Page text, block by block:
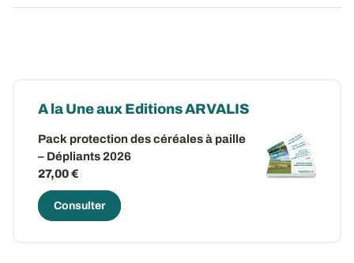
A la Une aux Editions ARVALIS
Pack protection des céréales à paille
– Dépliants 2026
27,00 €
Consulter